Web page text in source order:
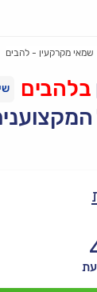
שמאי מקרקעין - להבים
בלהבים